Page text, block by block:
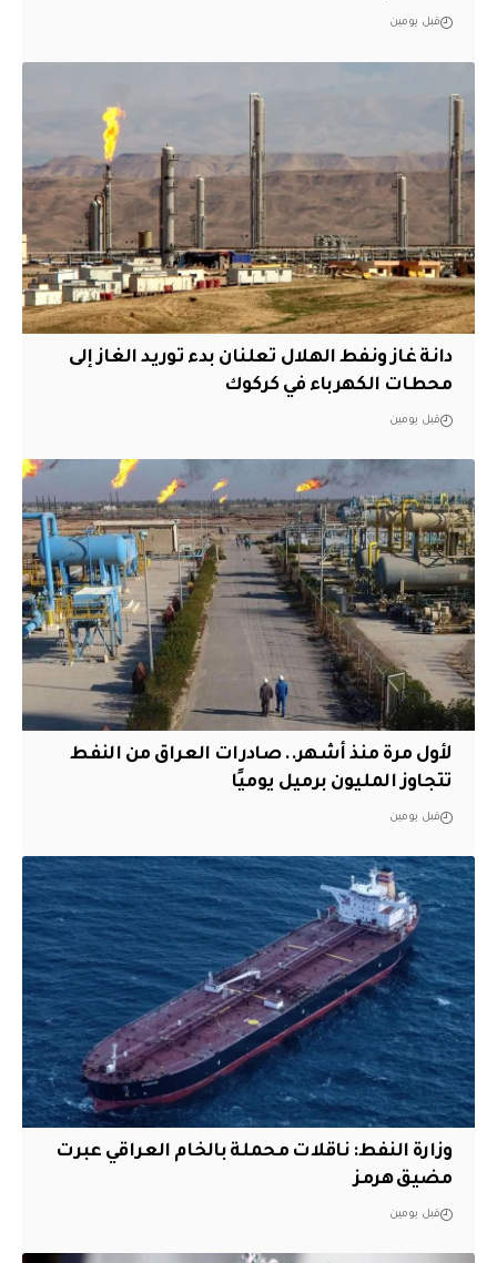
قبل يومين
دانة غاز ونفط الهلال تعلنان بدء توريد الغاز إلى
محطات الكهرباء في كركوك
قبل يومين
لأول مرة منذ أشهر.. صادرات العراق من النفط
تتجاوز المليون برميل يوميًا
قبل يومين
وزارة النفط: ناقلات محملة بالخام العراقي عبرت
مضيق هرمز
قبل يومين